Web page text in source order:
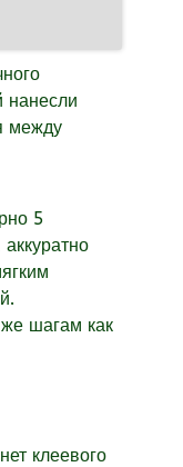
нанесли
между
5
шагам как
клеевого